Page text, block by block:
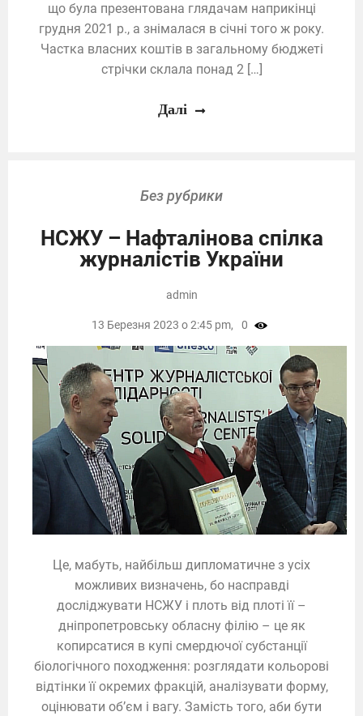
що була презентована глядачам наприкінці
грудня 2021 р., а знімалася в січні того ж року.
Частка власних коштів в загальному бюджеті
стрічки склала понад 2 […]
Далі
Без рубрики
НСЖУ – Нафталінова спілка
журналістів України
Це, мабуть, найбільш дипломатичне з усіх
можливих визначень, бо насправді
досліджувати НСЖУ і плоть від плоті її –
дніпропетровську обласну філію – це як
копирсатися в купі смердючої субстанції
біологічного походження: розглядати кольорові
відтінки її окремих фракцій, аналізувати форму,
оцінювати об’єм і вагу. Замість того, аби бути
admin
13 Березня 2023 о 2:45 pm, 0